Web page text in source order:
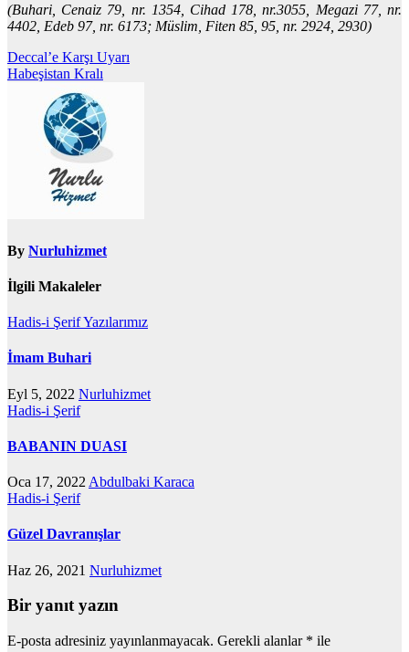
(Buhari, Cenaiz 79, nr. 1354, Cihad 178, nr.3055, Megazi 77, nr.
4402, Edeb 97, nr. 6173; Müslim, Fiten 85, 95, nr. 2924, 2930)
Yazı
gezinmesi
Deccal’e Karşı Uyarı
Habeşistan Kralı
By Nurluhizmet
İlgili Makaleler
Hadis-i ŞerifYazılarımız
İmam Buhari
Eyl 5, 2022 Nurluhizmet
Hadis-i Şerif
BABANIN DUASI
Oca 17, 2022 Abdulbaki Karaca
Hadis-i Şerif
Güzel Davranışlar
Haz 26, 2021 Nurluhizmet
Bir yanıt yazın
E-posta adresiniz yayınlanmayacak. Gerekli alanlar * ile